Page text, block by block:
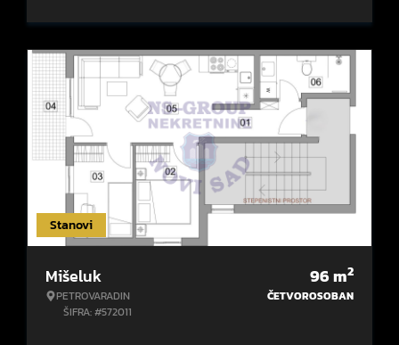
Stanovi
Mišeluk
PETROVARADIN
ŠIFRA: #572011
96m2
ČETVOROSOBAN